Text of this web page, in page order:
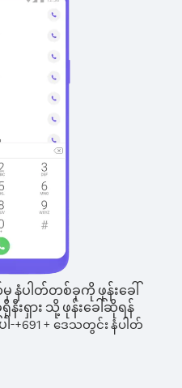
နံပါတ်တစ်ခုကို ဖုန်းခေါ်
းရှား သို့ ဖုန်းခေါ်ဆိုရန်
-+691+ ဒေသတွင်း နံပါတ်